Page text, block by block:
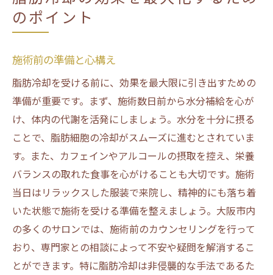
のポイント
施術前の準備と心構え
脂肪冷却を受ける前に、効果を最大限に引き出すための
準備が重要です。まず、施術数日前から水分補給を心が
け、体内の代謝を活発にしましょう。水分を十分に摂る
ことで、脂肪細胞の冷却がスムーズに進むとされていま
す。また、カフェインやアルコールの摂取を控え、栄養
バランスの取れた食事を心がけることも大切です。施術
当日はリラックスした服装で来院し、精神的にも落ち着
いた状態で施術を受ける準備を整えましょう。大阪市内
の多くのサロンでは、施術前のカウンセリングを行って
おり、専門家との相談によって不安や疑問を解消するこ
とができます。特に脂肪冷却は非侵襲的な手法であるた